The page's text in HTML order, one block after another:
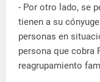
- Por otro lado, se
tienen a su
personas en
persona que cobra
reagrupamiento